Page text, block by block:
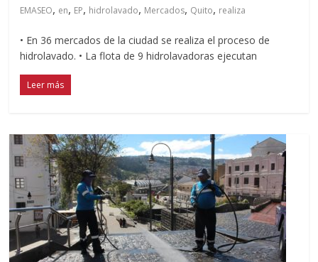
EMASEO, en, EP, hidrolavado, Mercados, Quito, realiza
• En 36 mercados de la ciudad se realiza el proceso de
hidrolavado. • La flota de 9 hidrolavadoras ejecutan
Leer más